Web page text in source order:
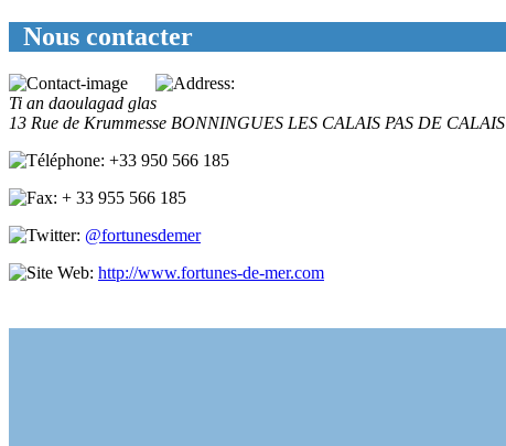
Nous contacter
Ti an daoulagad glas
13 Rue de Krummesse BONNINGUES LES CALAIS PAS DE CALAIS
+33 950 566 185
+ 33 955 566 185
@fortunesdemer
http://www.fortunes-de-mer.com